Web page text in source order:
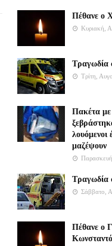
Πέθανε ο
Κυριακή,
Τραγωδία
Τρίτη,
Πακέτα με
λουόμενοι
μαζέψουν
Τραγωδία
Σάββατο,
Πέθανε ο